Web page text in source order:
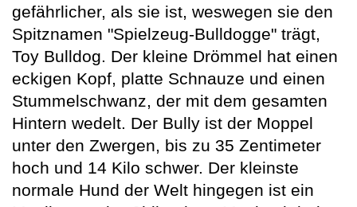
gefährlicher, als sie ist, weswegen sie den
Spitznamen "Spielzeug-Bulldogge" trägt,
Toy Bulldog. Der kleine Drömmel hat einen
eckigen Kopf, platte Schnauze und einen
Stummelschwanz, der mit dem gesamten
Hintern wedelt. Der Bully ist der Moppel
unter den Zwergen, bis zu 35 Zentimeter
hoch und 14 Kilo schwer. Der kleinste
normale Hund der Welt hingegen ist ein